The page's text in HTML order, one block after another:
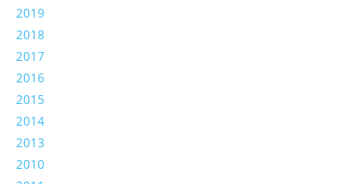
2019
2018
2017
2016
2015
2014
2013
2010